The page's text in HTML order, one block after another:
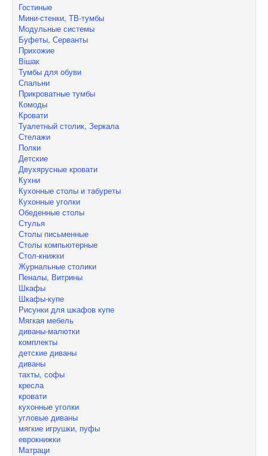
Гостиные
Мини-стенки, ТВ-тумбы
Модульные системы
Буфеты, Серванты
Прихожие
Вішак
Тумбы для обуви
Спальни
Прикроватные тумбы
Комоды
Кровати
Туалетный столик, Зеркала
Стелажи
Полки
Детские
Двухярусные кровати
Кухни
Кухонные столы и табуреты
Кухонные уголки
Обеденные столы
Стулья
Столы письменные
Столы компьютерные
Стол-книжки
Журнальные столики
Пеналы, Витрины
Шкафы
Шкафы-купе
Рисунки для шкафов купе
Мягкая мебель
диваны-малютки
комплекты
детские диваны
диваны
тахты, софы
кресла
кровати
кухонные уголки
угловые диваны
мягкие игрушки, пуфы
еврокнижки
Матраци